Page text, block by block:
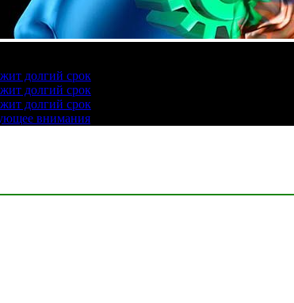
долгий срок
долгий срок
долгий срок
внимания